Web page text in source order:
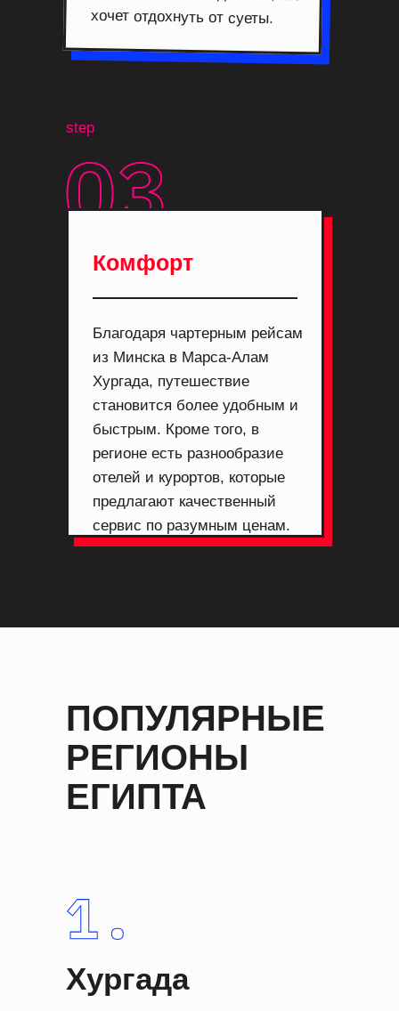
хочет отдохнуть от суеты.
Благодаря чартерным рейсам
из Минска в Марса-Алам
Хургада, путешествие
становится более удобным и
быстрым. Кроме того, в
регионе есть разнообразие
отелей и курортов, которые
предлагают качественный
сервис по разумным ценам.
Комфорт
step
Хургада
ПОПУЛЯРНЫЕ
РЕГИОНЫ
ЕГИПТА